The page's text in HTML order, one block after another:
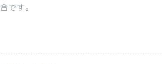
です。